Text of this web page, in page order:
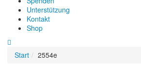
Unterstützung
Kontakt
Shop
Start 2554e